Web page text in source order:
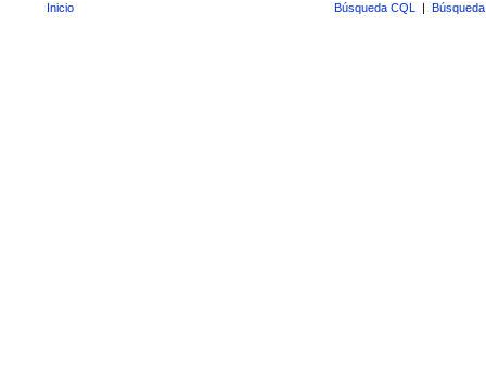
Inicio Búsqueda CQL